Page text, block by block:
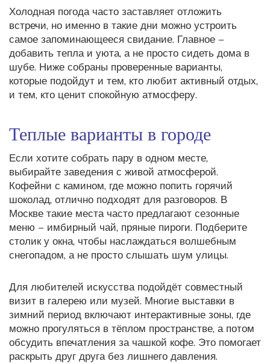
Холодная погода часто заставляет отложить
встречи, но именно в такие дни можно устроить
самое запоминающееся свидание. Главное –
добавить тепла и уюта, а не просто сидеть дома в
шубе. Ниже собраны проверенные варианты,
которые подойдут и тем, кто любит активный отдых,
и тем, кто ценит спокойную атмосферу.
Теплые варианты в городе
Если хотите собрать пару в одном месте,
выбирайте заведения с живой атмосферой.
Кофейни с камином, где можно попить горячий
шоколад, отлично подходят для разговоров. В
Москве такие места часто предлагают сезонные
меню – имбирный чай, пряные пироги. Подберите
столик у окна, чтобы наслаждаться волшебным
снегопадом, а не просто слышать шум улицы.
Для любителей искусства подойдёт совместный
визит в галерею или музей. Многие выставки в
зимний период включают интерактивные зоны, где
можно прогуляться в тёплом пространстве, а потом
обсудить впечатления за чашкой кофе. Это помогает
раскрыть друг друга без лишнего давления.